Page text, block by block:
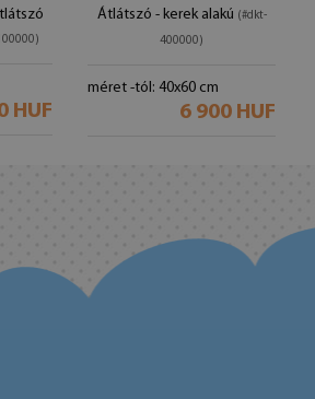
HUF
Átlátszó - kerek alakú (#dkt-
400000)
méret -tól: 40x60 cm
6 900 HUF